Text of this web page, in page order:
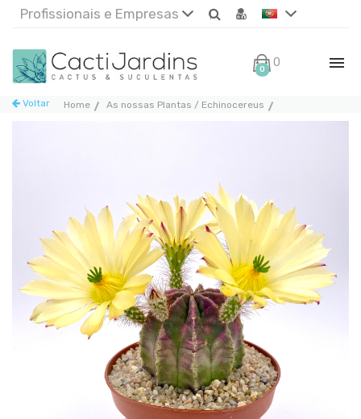
Profissionais e Empresas
0 0€
Home As nossas Plantas / Echinocereus
Voltar